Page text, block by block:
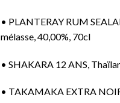
• PLANTERAY RUM
mélasse, 40,00%, 70cl
• SHAKARA 12 ANS,
• TAKAMAKA EXTRA